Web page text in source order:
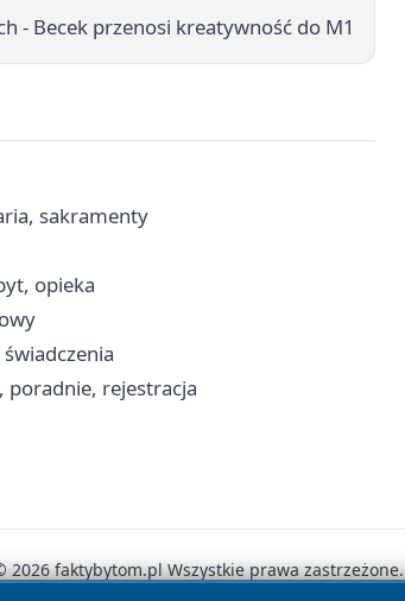
- Becek przenosi kreatywność do M1
sakramenty
opieka
rejestracja
2026 faktybytom.pl Wszystkie prawa zastrzeżone.